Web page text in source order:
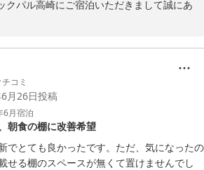
クパル高崎にご宿泊いただきまして誠にあ
いお言葉を頂戴しましたことに重ねてお礼
けるホテルであり続けられるよう、これか
に努めて参りますので、今後ともホテルシ
くお願い致します。
しております。
コミ
月26日投稿
6月宿泊
朝食の棚に改善希望
でとても良かったです。ただ、気になったの
せる棚のスペースが無くて置けませんでし